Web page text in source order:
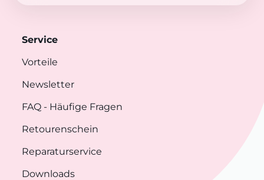
Service
Vorteile
Newsletter
FAQ - Häufige Fragen
Retourenschein
Reparaturservice
Downloads